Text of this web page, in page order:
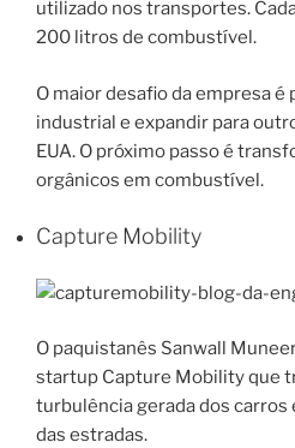
utilizado nos transportes.
200 litros de combustível.
O maior desafio da empresa é
industrial e expandir para
EUA. O próximo passo é
orgânicos em combustível.
Capture Mobility
O paquistanês Sanwall
startup Capture Mobility que
turbulência gerada dos carros
das estradas.